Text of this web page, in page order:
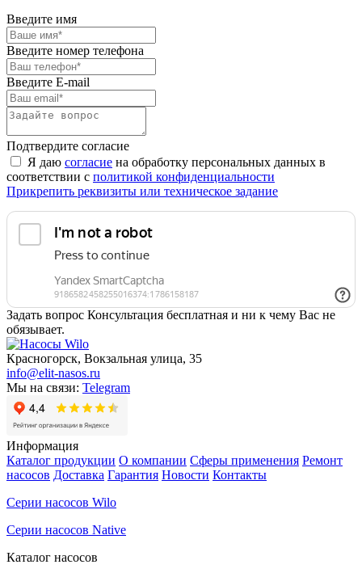
Введите имя
Введите номер телефона
Введите E-mail
Подтвердите согласие
Я даю согласие на обработку персональных данных в
соответствии с политикой конфиденциальности
Прикрепить реквизиты или техническое задание
Задать вопрос Консультация бесплатная и ни к чему Вас не
обязывает.
Красногорск, Вокзальная улица, 35
info@elit-nasos.ru
Мы на связи: Telegram
Информация
Каталог продукции О компании Сферы применения Ремонт
насосов Доставка Гарантия Новости Контакты
Серии насосов Wilo
Серии насосов Native
Каталог насосов